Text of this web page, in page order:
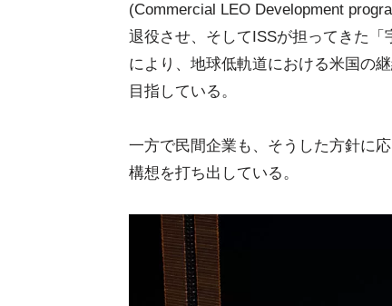
(Commercial LEO Development
退役させ、そしてISSが担ってきた
により、地球低軌道における米国の
目指している。
一方で民間企業も、そうした方針に
構想を打ち出している。